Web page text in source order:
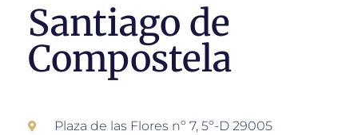
Santiago de
Compostela
Plaza de las Flores nº 7, 5º-D 29005